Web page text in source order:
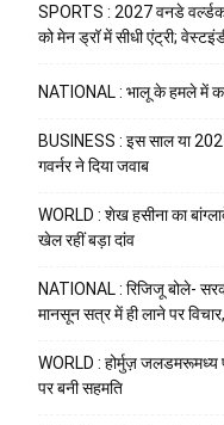
SPORTS : 2027 वनडे
को मेन ड्रॉ में सीधी एंट्री;
NATIONAL : भालू के हमले में
BUSINESS : इस साल या
गवर्नर ने दिया जवाब
WORLD : शेख हसीना का
खेल रहीं बड़ा दांव
NATIONAL : रिजिजू बोले-
मानसून सत्र में ही लाने पर
WORLD : होर्मुज़ जलडमरूमध्य
पर बनी सहमति